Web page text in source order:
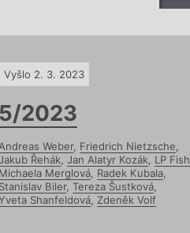
Vyšlo 2. 3. 2023
2023
Weber, Friedrich Nietzsche,
Řehák, Jan Alatyr Kozák, LP Fish
Merglová, Radek Kubala,
Biler, Tereza Šustková,
Shanfeldová, Zdeněk Volf